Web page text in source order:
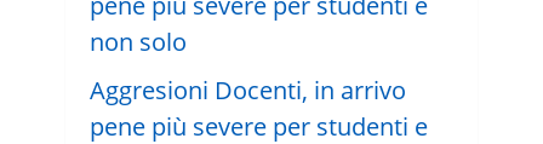
Aggresioni Docenti, in arrivo
pene più severe per studenti e